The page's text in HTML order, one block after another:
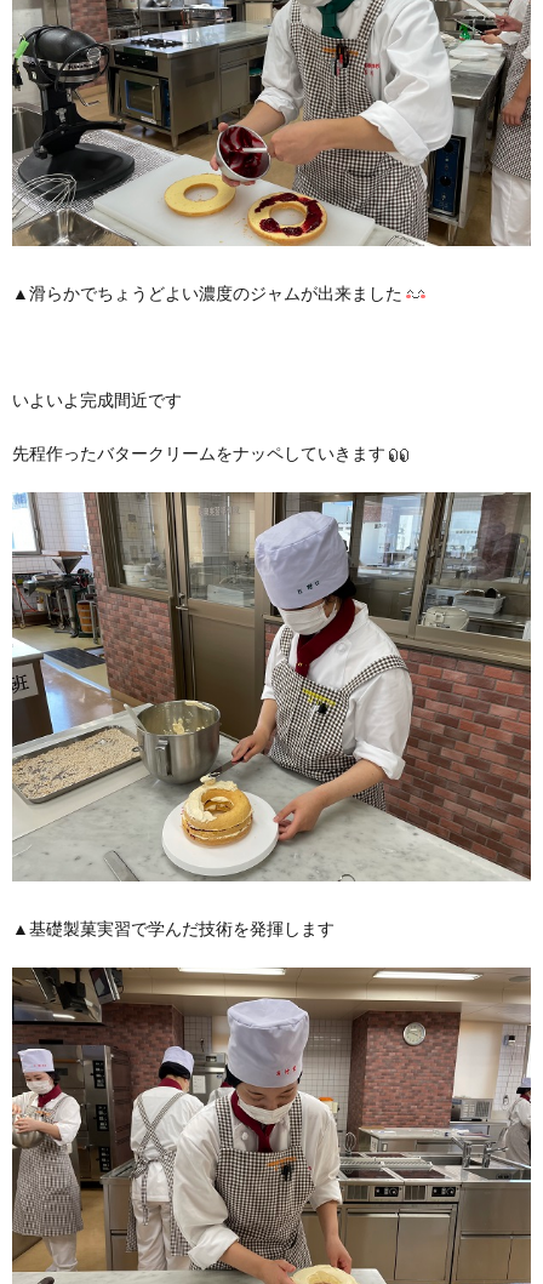
▲滑らかでちょうどよい濃度のジャムが出来ました
いよいよ完成間近です
先程作ったバタークリームをナッペしていきます
▲基礎製菓実習で学んだ技術を発揮します